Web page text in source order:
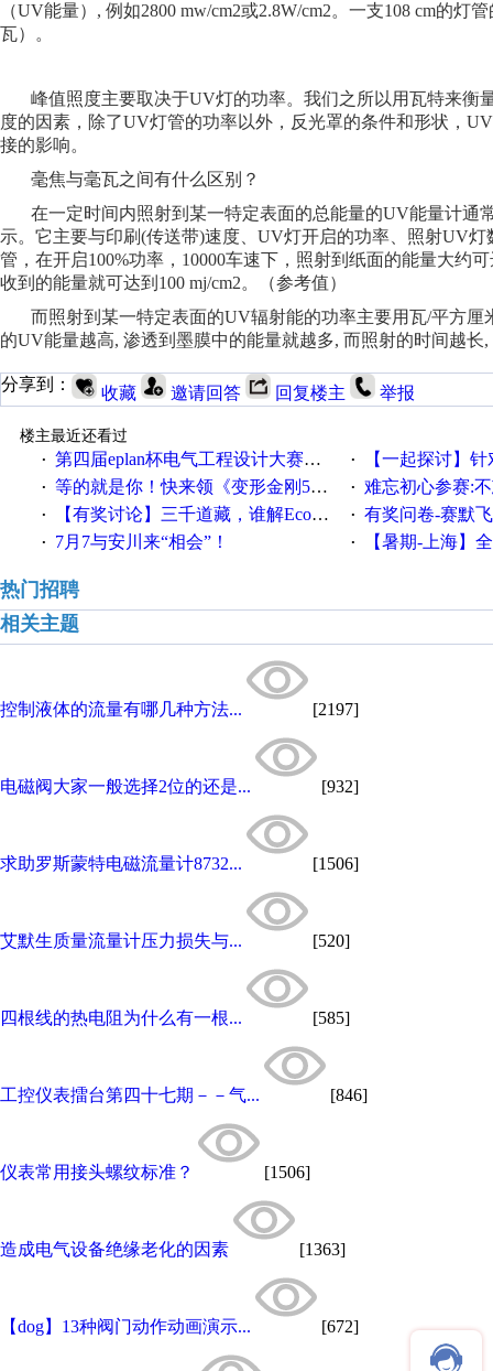
（UV能量）, 例如2800 mw/cm2或2.8W/cm2。一支108 cm的灯
瓦）。
峰值照度主要取决于UV灯的功率。我们之所以用瓦特来衡
度的因素，除了UV灯管的功率以外，反光罩的条件和形状，
接的影响。
毫焦与毫瓦之间有什么区别？
在一定时间内照射到某一特定表面的总能量的UV能量计通
示。它主要与印刷(传送带)速度、UV灯开启的功率、照射UV
管，在开启100%功率，10000车速下，照射到纸面的能量大约
收到的能量就可达到100 mj/cm2。（参考值）
而照射到某一特定表面的UV辐射能的功率主要用瓦/平方厘
的UV能量越高, 渗透到墨膜中的能量就越多, 而照射的时间越长
分享到： 收藏 邀请回答 回复楼主 举报
楼主最近还看过
· 第四届eplan杯电气工程设计大赛报名啦！！！ · 【一起探讨】针对机床业的
· 等的就是你！快来领《变形金刚5》观影券 · 难忘初心参赛:
· 【有奖讨论】三千道藏，谁解EcoStruxureMA领域之谜？ · 有奖问卷-赛默飞精细
· 7月7与安川来“相会”！ · 【暑期-上海】全国工业
热门招聘
相关主题
控制液体的流量有哪几种方法... [2197]
电磁阀大家一般选择2位的还是... [932]
求助罗斯蒙特电磁流量计8732... [1506]
艾默生质量流量计压力损失与... [520]
四根线的热电阻为什么有一根... [585]
工控仪表擂台第四十七期－－气... [846]
仪表常用接头螺纹标准？ [1506]
造成电气设备绝缘老化的因素 [1363]
【dog】13种阀门动作动画演示... [672]